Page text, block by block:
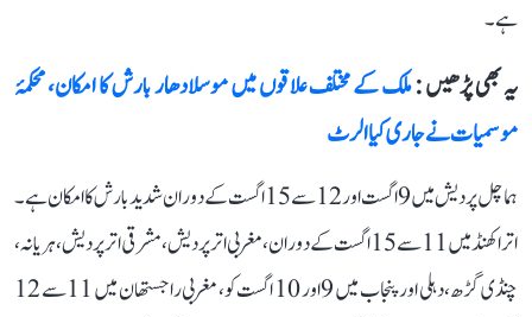
ہے۔
یہ بھی پڑھیں :ملک کے مختلف علاقوں میں موسلادھار بارش کا امکان، محکمۂ
موسمیات نے جاری کیا الرٹ
ہماچل پردیش میں 9 اگست اور 12 سے 15 اگست کے دوران شدید بارش کا امکان ہے۔
اتراکھنڈ میں 11 سے 15 اگست کے دوران، مغربی اتر پردیش، مشرقی اتر پردیش، ہریانہ،
چنڈی گڑھ، دہلی اور پنجاب میں 9 اور 10 اگست کو، مغربی راجستھان میں 11 سے 12